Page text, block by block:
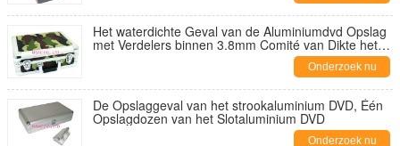
Het waterdichte Geval van de Aluminiumdvd Opslag
met Verdelers binnen 3.8mm Comité van Dikte het
Onderzoek nu
De Opslaggeval van het strookaluminium DVD, Één
Opslagdozen van het Slotaluminium DVD
Onderzoek nu